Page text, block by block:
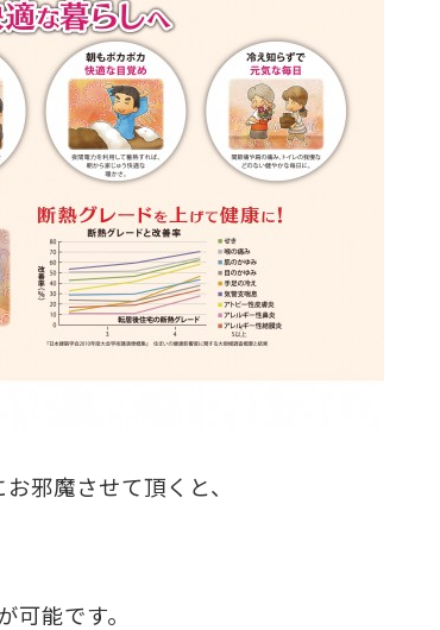
邪魔させて頂くと、
可能です。